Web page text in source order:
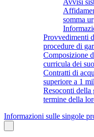
somma
Provvedimenti
procedure di
Composizione
curricula dei
Contratti di
superiore a 1
Resoconti della
termine della
Informazioni sulle singole